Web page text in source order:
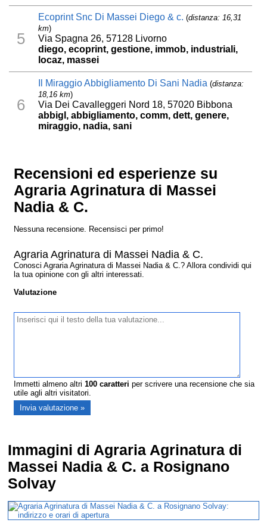
5
Ecoprint Snc Di Massei Diego & c. (distanza: 16,31
km)
Via Spagna 26, 57128 Livorno
diego, ecoprint, gestione, immob, industriali,
locaz, massei
6
Il Miraggio Abbigliamento Di Sani Nadia (distanza:
18,16 km)
Via Dei Cavalleggeri Nord 18, 57020 Bibbona
abbigl, abbigliamento, comm, dett, genere,
miraggio, nadia, sani
Recensioni ed esperienze su
Agraria Agrinatura di Massei
Nadia & C.
Nessuna recensione. Recensisci per primo!
Agraria Agrinatura di Massei Nadia & C.
Conosci Agraria Agrinatura di Massei Nadia & C.? Allora condividi qui
la tua opinione con gli altri interessati.
Valutazione
Immetti almeno altri100 caratteri per scrivere una recensione che sia
utile agli altri visitatori.
Immagini di Agraria Agrinatura di
Massei Nadia & C. a Rosignano
Solvay